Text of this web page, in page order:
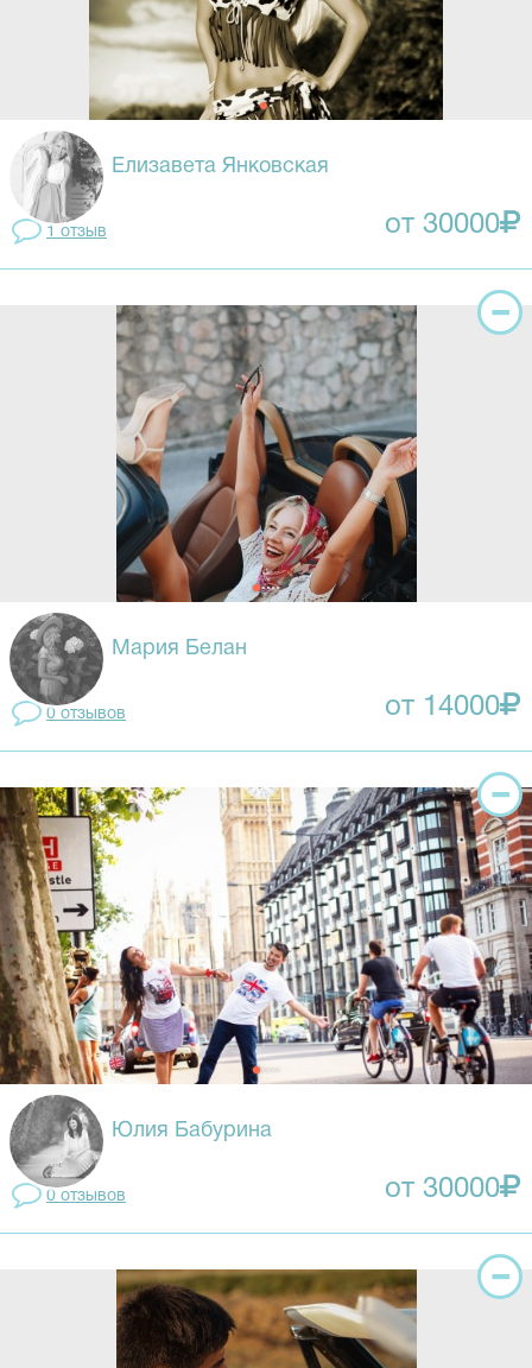
Елизавета Янковская
1 отзыв от 30000
Мария Белан
0 отзывов от 14000
Юлия Бабурина
0 отзывов от 30000